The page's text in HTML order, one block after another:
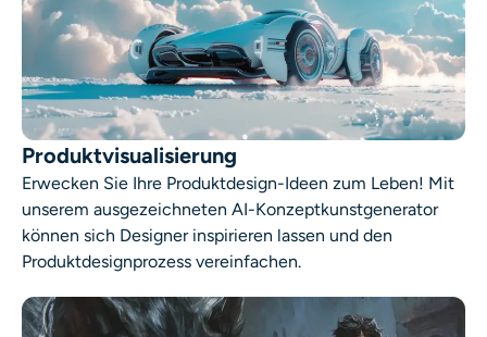
Produktvisualisierung
Erwecken Sie Ihre Produktdesign-Ideen zum Leben! Mit
unserem ausgezeichneten AI-Konzeptkunstgenerator
können sich Designer inspirieren lassen und den
Produktdesignprozess vereinfachen.